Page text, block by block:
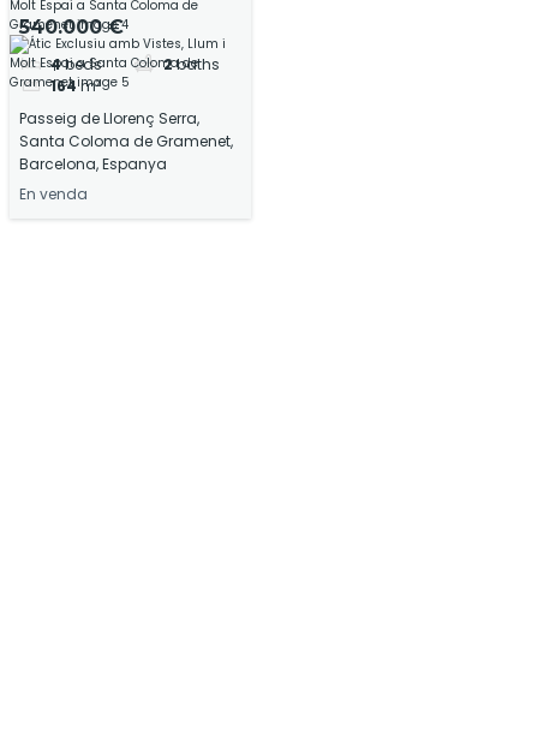
Vistes, Llum i Molt
Espai a Santa
Coloma de
540.000 €
4beds 2baths
164 m²
Passeig de Llorenç Serra,
Santa Coloma de Gramenet,
Barcelona, Espanya
En venda